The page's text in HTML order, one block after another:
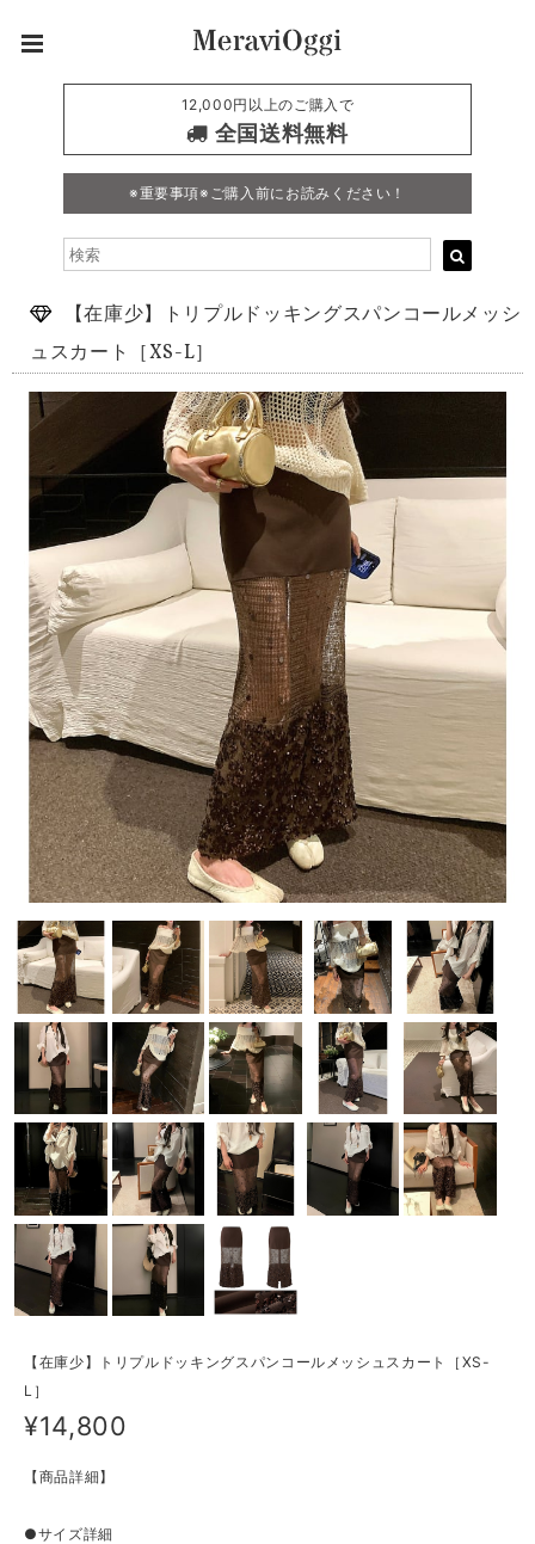
12,000円以上のご購入で
全国送料無料
※重要事項※ご購入前にお読みください！
【在庫少】トリプルドッキングスパンコールメッシ
ュスカート［XS-L］
【在庫少】トリプルドッキングスパンコールメッシュスカート［XS-
L］
¥14,800
【商品詳細】
●サイズ詳細